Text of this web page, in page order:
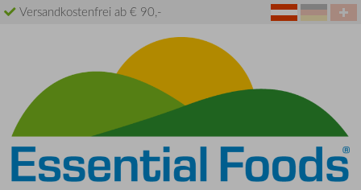
Versandkostenfrei ab € 90,-